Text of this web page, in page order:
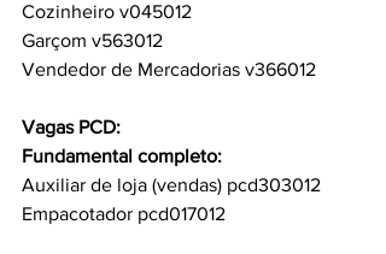
Cozinheiro v045012
Garçom v563012
Vendedor de Mercadorias v366012
Vagas PCD:
Fundamental completo:
Auxiliar de loja (vendas) pcd303012
Empacotador pcd017012